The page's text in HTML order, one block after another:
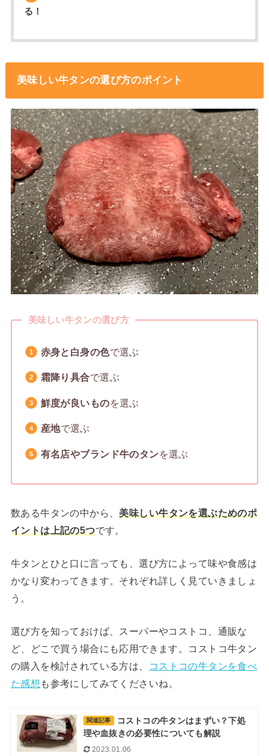
る！
美味しい牛タンの選び方のポイント
美味しい牛タンの選び方
赤身と白身の色で選ぶ
霜降り具合で選ぶ
鮮度が良いものを選ぶ
産地で選ぶ
有名店やブランド牛のタンを選ぶ
数ある牛タンの中から、美味しい牛タンを選ぶためのポ
イントは上記の5つです。
牛タンとひと口に言っても、選び方によって味や食感は
かなり変わってきます。それぞれ詳しく見ていきましょ
う。
選び方を知っておけば、スーパーやコストコ、通販な
ど、どこで買う場合にも応用できます。コストコ牛タン
の購入を検討されている方は、
コストコの牛タンを食べ
た感想 も参考にしてみてくださいね。
関連記事
コストコの牛タンはまずい？下処
理や血抜きの必要性についても解説
2023.01.06